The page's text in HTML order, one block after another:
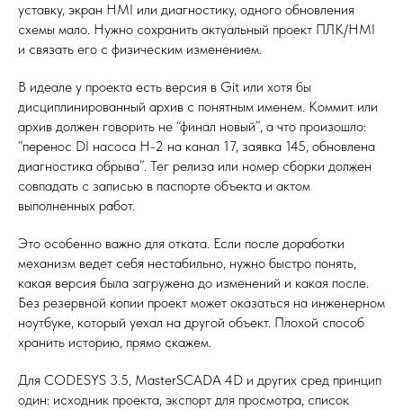
уставку, экран HMI или диагностику, одного обновления
схемы мало. Нужно сохранить актуальный проект ПЛК/HMI
и связать его с физическим изменением.
В идеале у проекта есть версия в Git или хотя бы
дисциплинированный архив с понятным именем. Коммит или
архив должен говорить не “финал новый”, а что произошло:
“перенос DI насоса Н-2 на канал 17, заявка 145, обновлена
диагностика обрыва”. Тег релиза или номер сборки должен
совпадать с записью в паспорте объекта и актом
выполненных работ.
Это особенно важно для отката. Если после доработки
механизм ведет себя нестабильно, нужно быстро понять,
какая версия была загружена до изменений и какая после.
Без резервной копии проект может оказаться на инженерном
ноутбуке, который уехал на другой объект. Плохой способ
хранить историю, прямо скажем.
Для CODESYS 3.5, MasterSCADA 4D и других сред принцип
один: исходник проекта, экспорт для просмотра, список